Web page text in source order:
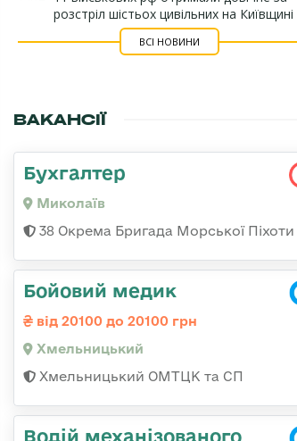
розстріл шістьох цивільних на Київщині
ВСІ НОВИНИ
ВАКАНСІЇ
Бухгалтер
Миколаїв
38 Окрема Бригада Морської Піхоти
Бойовий медик
від 20100 до 20100 грн
Хмельницький
Хмельницький ОМТЦК та СП
Водій механізованого